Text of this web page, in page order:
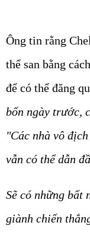
Ông tin rằng
thể san bằng
để có thể đăng
bốn ngày trước,
"Các nhà vô
vẫn có thể dẫn
Sẽ có những bất
giành chiến